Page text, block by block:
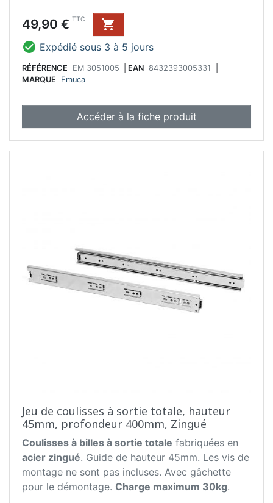
Prix
49,90 € TTC

 Expédié sous 3 à 5 jours
RÉFÉRENCE EM 3051005 EAN 8432393005331
MARQUE
Emuca
Accéder à la fiche produit
Jeu de coulisses à sortie totale, hauteur
45mm, profondeur 400mm, Zingué
Coulisses à billes à sortie totale fabriquées en
acier zingué. Guide de hauteur 45mm. Les vis de
montage ne sont pas incluses. Avec gâchette
pour le démontage. Charge maximum 30kg.